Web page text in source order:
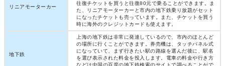
リニアモーターカー
往復チケットを買うと往復80元で乗ることができます。ま
た、リニアモーターカーと市内の地下鉄乗り放題がセット
になったチケットも売っています。また、チケットを買う
時に海外のクレジットカードも使えます。
地下鉄
上海の地下鉄は非常に発達しているので、市内のほとんど
の場所に行くことができます。券売機は、タッチパネル式
になっていて、まず行きたい駅の路線を選んだ後に、駅名
を選び表示された料金を投入します。電車の料金や行き方
などは中国の百度の地下鉄検索のサイトで調べることがで